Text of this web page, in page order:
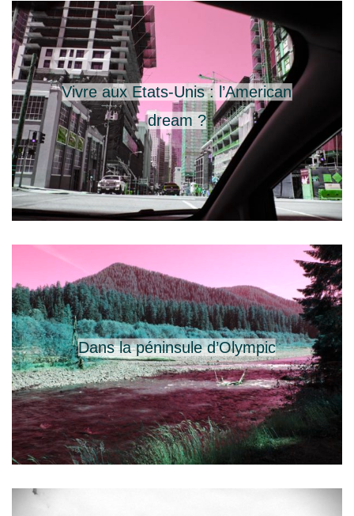
Vivre aux Etats-Unis : l’American
dream ?
Dans la péninsule d’Olympic